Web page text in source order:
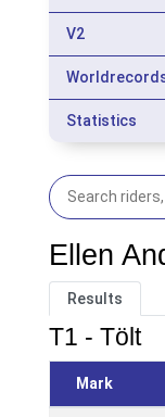
V2
Statistics
Ellen
Results
T1 - Tölt
Mark